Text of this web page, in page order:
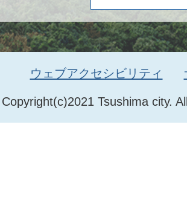
Copyright(c)2021 Tsushima city.
ウェブアクセシビリティ